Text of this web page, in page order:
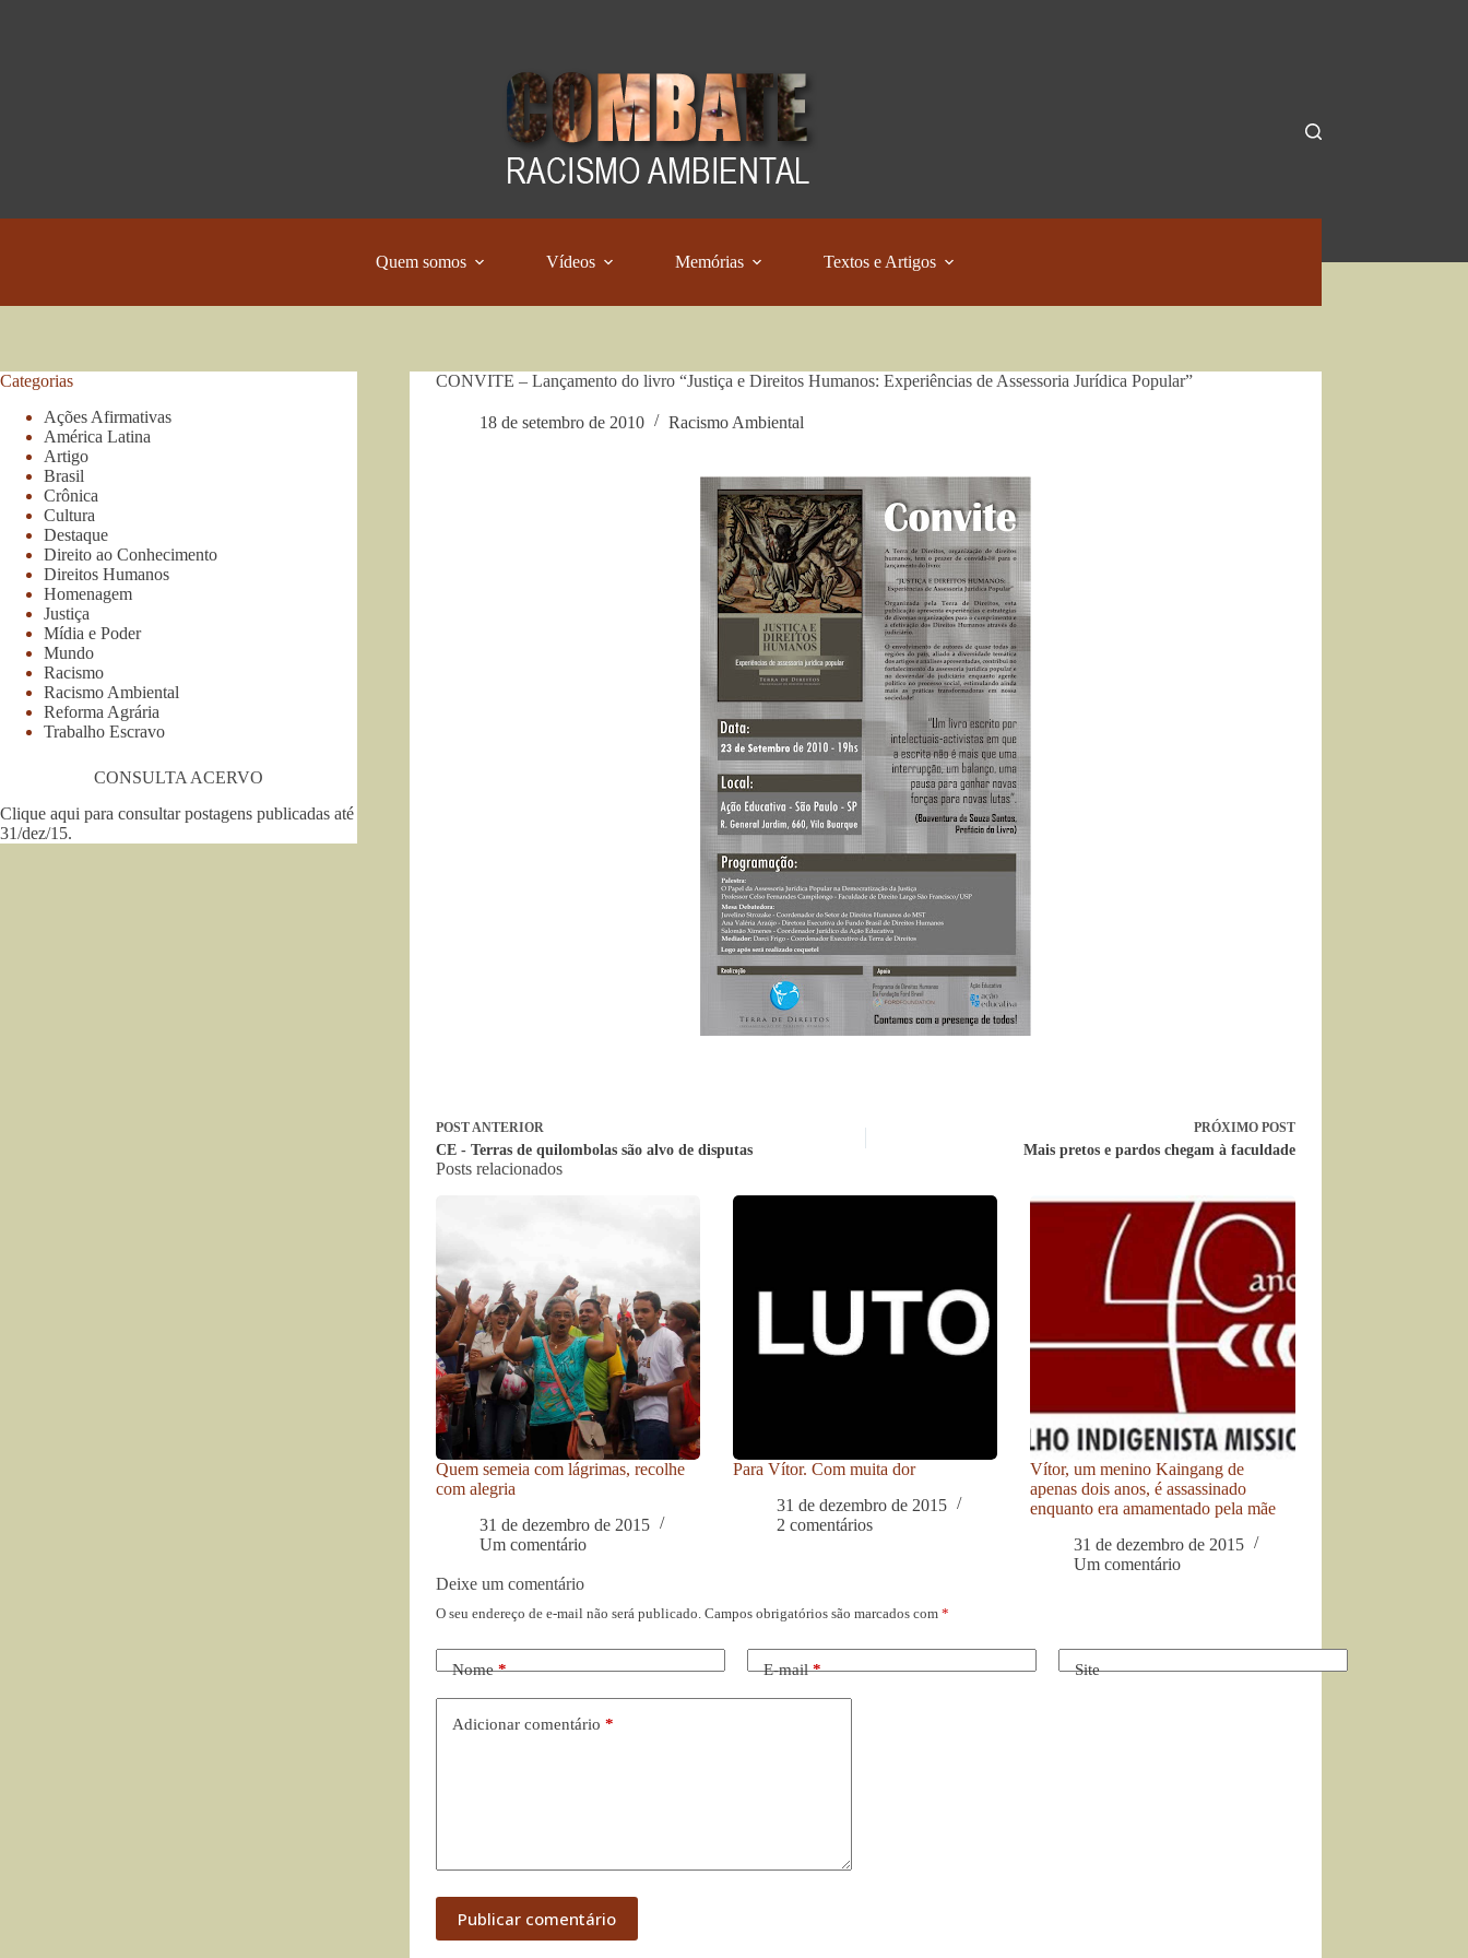
Quem somos Vídeos Memórias Textos e Artigos
CONVITE – Lançamento do livro “Justiça e Direitos Humanos: Experiências de Assessoria Jurídica Popular”
18 de setembro de 2010 Racismo Ambiental
POSTANTERIOR
CE - Terras de quilombolas são alvo de disputas
PRÓXIMO POST
Mais pretos e pardos chegam à faculdade
Posts relacionados
Quem semeia com lágrimas, recolhe
com alegria
31 de dezembro de 2015
Um comentário
Para Vítor. Com muita dor
31 de dezembro de 2015
2 comentários
Vítor, um menino Kaingang de
apenas dois anos, é assassinado
enquanto era amamentado pela mãe
31 de dezembro de 2015
Um comentário
Deixe um comentário
O seu endereço de e-mail não será publicado. Campos obrigatórios são marcados com *
Nome* E-mail* Site
Adicionar comentário *
Publicar comentário
Categorias
Ações Afirmativas
América Latina
Artigo
Brasil
Crônica
Cultura
Destaque
Direito ao Conhecimento
Direitos Humanos
Homenagem
Justiça
Mídia e Poder
Mundo
Racismo
Racismo Ambiental
Reforma Agrária
Trabalho Escravo
CONSULTA ACERVO
Clique aqui para consultar postagens publicadas até
31/dez/15.